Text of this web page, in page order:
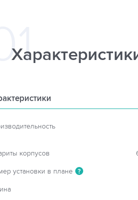
корпусов
установки в плане ?